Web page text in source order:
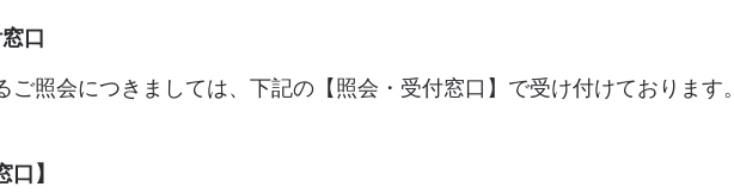
口
ご照会につきましては、下記の【照会・受付窓口】で受け付けております。
口】